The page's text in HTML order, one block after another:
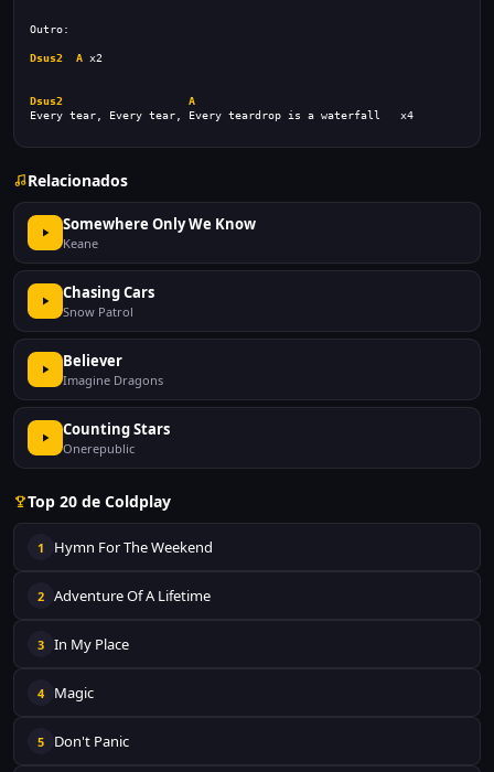
Outro:
Dsus2 A x2
Dsus2
A
Every tear, Every tear, Every teardrop is a waterfall   x4
Relacionados
Somewhere Only We Know
Keane
Chasing Cars
Snow Patrol
Believer
Imagine Dragons
Counting Stars
Onerepublic
Top 20 de Coldplay
1 Hymn For The Weekend
2 Adventure Of A Lifetime
3 In My Place
4 Magic
5 Don't Panic